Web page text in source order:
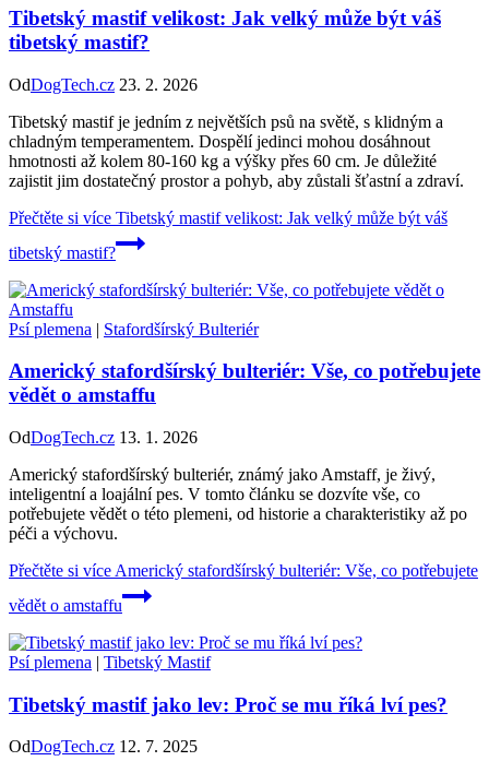
Tibetský mastif velikost: Jak velký může být váš
tibetský mastif?
OdDogTech.cz 23. 2. 2026
Tibetský mastif je jedním z největších psů na světě, s klidným a
chladným temperamentem. Dospělí jedinci mohou dosáhnout
hmotnosti až kolem 80-160 kg a výšky přes 60 cm. Je důležité
zajistit jim dostatečný prostor a pohyb, aby zůstali šťastní a zdraví.
Přečtěte si více Tibetský mastif velikost: Jak velký může být váš
tibetský mastif?
Psí plemena | Stafordšírský Bulteriér
Americký stafordšírský bulteriér: Vše, co potřebujete
vědět o amstaffu
OdDogTech.cz 13. 1. 2026
Americký stafordšírský bulteriér, známý jako Amstaff, je živý,
inteligentní a loajální pes. V tomto článku se dozvíte vše, co
potřebujete vědět o této plemeni, od historie a charakteristiky až po
péči a výchovu.
Přečtěte si více Americký stafordšírský bulteriér: Vše, co potřebujete
vědět o amstaffu
Psí plemena | Tibetský Mastif
Tibetský mastif jako lev: Proč se mu říká lví pes?
OdDogTech.cz 12. 7. 2025